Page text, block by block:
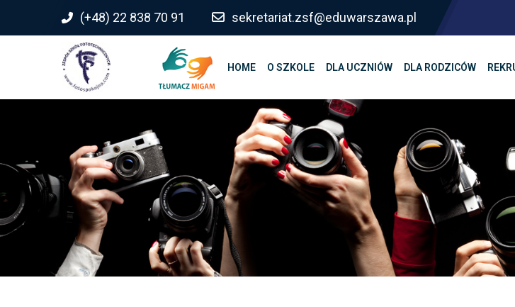
(+48) 22 838 70 91 sekretariat.zsf@eduwarszawa.pl
HOME O SZKOLE DLA UCZNIÓW DLA RODZICÓW